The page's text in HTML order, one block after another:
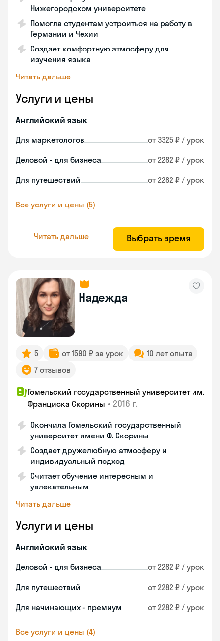
Нижегородском университете
Помогла студентам устроиться на работу в
Германии и Чехии
Создает комфортную атмосферу для
изучения языка
Читать дальше
Услуги и цены
Английский язык
Для маркетологов от 3325 ₽ / урок
Деловой - для бизнеса от 2282 ₽ / урок
Для путешествий от 2282 ₽ / урок
Все услуги и цены (5)
Читать дальше Выбрать время
Надежда
5 от 1590 ₽ за урок
10 лет опыта
7 отзывов
Гомельский государственный университет им.
Франциска Скорины • 2016 г.
Окончила Гомельский государственный
университет имени Ф. Скорины
Создает дружелюбную атмосферу и
индивидуальный подход
Считает обучение интересным и
увлекательным
Читать дальше
Услуги и цены
Английский язык
Деловой - для бизнеса от 2282 ₽ / урок
Для путешествий от 2282 ₽ / урок
Для начинающих - премиум от 2282 ₽ / урок
Все услуги и цены (4)